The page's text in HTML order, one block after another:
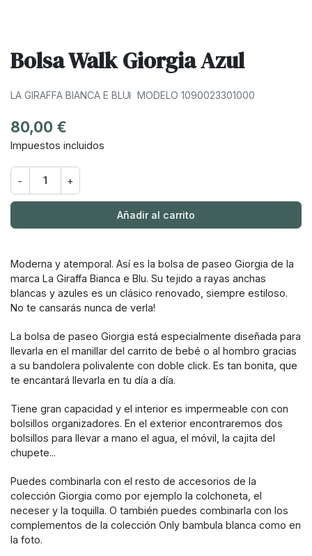
Bolsa Walk Giorgia Azul
LA GIRAFFA BIANCA E BLU MODELO 1090023301000
80,00 €
Impuestos incluidos
- +
Añadir al carrito
Moderna y atemporal. Así es la bolsa de paseo Giorgia de la
marca La Giraffa Bianca e Blu. Su tejido a rayas anchas
blancas y azules es un clásico renovado, siempre estiloso.
No te cansarás nunca de verla!
La bolsa de paseo Giorgia está especialmente diseñada para
llevarla en el manillar del carrito de bebé o al hombro gracias
a su bandolera polivalente con doble click. Es tan bonita, que
te encantará llevarla en tu día a día.
Tiene gran capacidad y el interior es impermeable con con
bolsillos organizadores. En el exterior encontraremos dos
bolsillos para llevar a mano el agua, el móvil, la cajita del
chupete...
Puedes combinarla con el resto de accesorios de la
colección Giorgia como por ejemplo la colchoneta, el
neceser y la toquilla. O también puedes combinarla con los
complementos de la colección Only bambula blanca como en
la foto.